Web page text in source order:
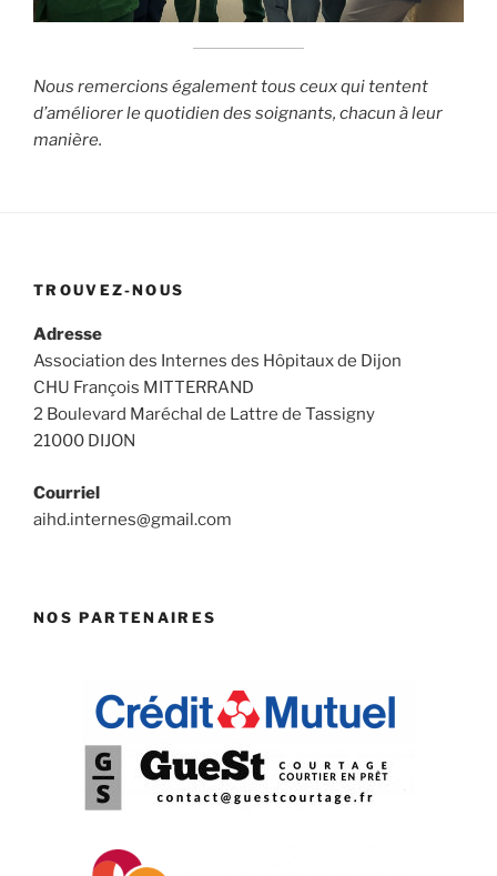
Nous remercions également tous ceux qui tentent
d’améliorer le quotidien des soignants, chacun à leur
manière.
TROUVEZ-NOUS
Adresse
Association des Internes des Hôpitaux de Dijon
CHU François MITTERRAND
2 Boulevard Maréchal de Lattre de Tassigny
21000 DIJON
Courriel
aihd.internes@gmail.com
NOS PARTENAIRES